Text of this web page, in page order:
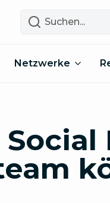
Suchen
Netzwerke